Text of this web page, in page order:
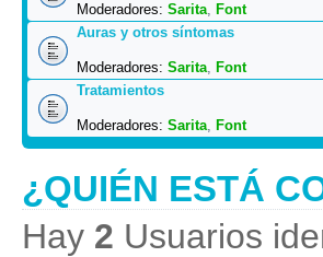
Moderadores: Sarita, Font
Auras y otros síntomas
Moderadores: Sarita, Font
Tratamientos
Moderadores: Sarita, Font
¿QUIÉN ESTÁ
Hay 2 Usuarios